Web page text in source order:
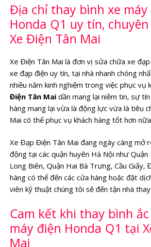
Địa chỉ thay bình xe máy
Honda Q1 uy tín,
Xe Điện Tân Mai
Xe Điện Tân Mai là đơn vị sửa chữa xe
xe đạp điện uy tín, tại nhà nhanh chóng
nhiều năm kinh nghiệm trong việc phục vụ
Điện Tân Mai dần mang lại niềm tin, sự
hàng mang lại vừa là động lực vừa là tiêu
Mai có thể phục vụ khách hàng tốt hơn
Xe Đạp Điện Tân Mai đang ngày càng mở
động tại các quận huyên Hà Nội như Quận
Long Biên, Quận Hai Bà Trưng, Cầu Giấy,
hàng có thể đến các cửa hàng hoặc đặt
viên kỹ thuật chúng tôi sẽ đến tận nhà
Cam kết khi thay bình
máy điện Honda Q1 tại
Mai